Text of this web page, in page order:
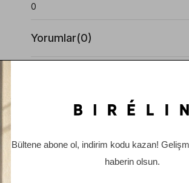
0
Yorumlar(0)
Ürün Önerileri
Teslimat Ve İade Koşulları